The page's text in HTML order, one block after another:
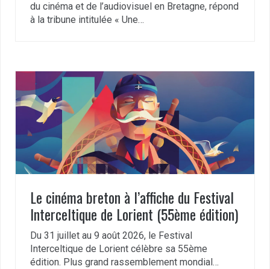
du cinéma et de l’audiovisuel en Bretagne, répond
à la tribune intitulée « Une…
Le cinéma breton à l’affiche du Festival
Interceltique de Lorient (55ème édition)
Du 31 juillet au 9 août 2026, le Festival
Interceltique de Lorient célèbre sa 55ème
édition. Plus grand rassemblement mondial…